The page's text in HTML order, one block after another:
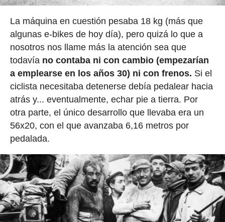
La máquina en cuestión pesaba 18 kg (más que
algunas e-bikes de hoy día), pero quizá lo que a
nosotros nos llame más la atención sea que
todavía no contaba ni con cambio (empezarían
a emplearse en los años 30) ni con frenos. Si el
ciclista necesitaba detenerse debía pedalear hacia
atrás y... eventualmente, echar pie a tierra. Por
otra parte, el único desarrollo que llevaba era un
56x20, con el que avanzaba 6,16 metros por
pedalada.